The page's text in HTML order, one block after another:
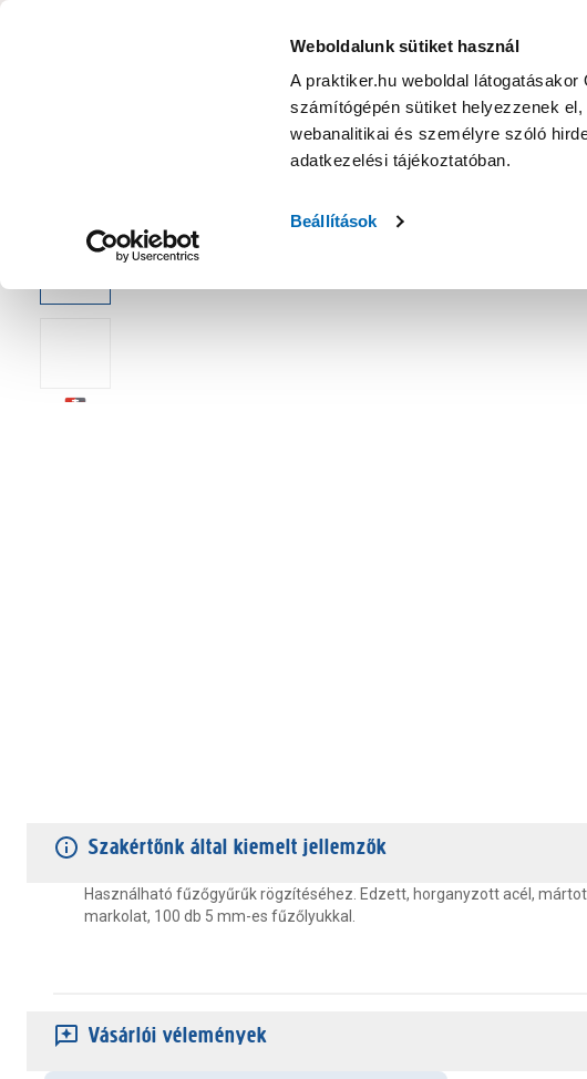
Weboldalunk sütiket használ
A praktiker.hu weboldal
számítógépén sütiket helyezzenek
webanalitikai és személyre szóló
adatkezelési tájékoztatóban.
Beállítások
KATEGÓRIÁK
Nyereményjáték Praktiker
Szakértőnk által kiemelt jellemzők
Használható fűzőgyűrűk rögzítéséhez. Edzett, horganyzott acél,
markolat, 100 db 5 mm-es fűzőlyukkal.
Vásárlói vélemények